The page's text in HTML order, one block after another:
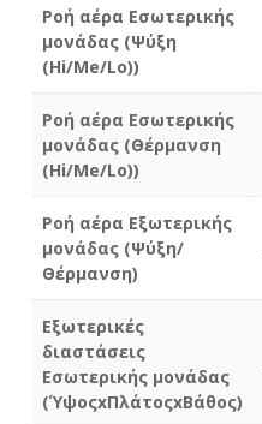
Ροή αέρα Εσωτερικής
μονάδας (Ψύξη
(Hi/Me/Lo))
Ροή αέρα Εσωτερικής
μονάδας (Θέρμανση
(Hi/Me/Lo))
Ροή αέρα Εξωτερικής
μονάδας (Ψύξη/
Θέρμανση)
Εξωτερικές
διαστάσεις
Εσωτερικής μονάδας
(ΎψοςxΠλάτοςxΒάθος)